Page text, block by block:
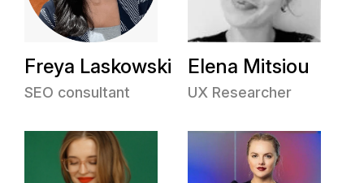
Freya Laskowski
SEO consultant
Elena Mitsiou
UX Researcher